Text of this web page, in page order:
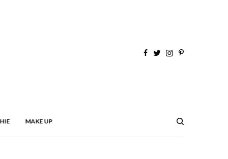
MAKE UP